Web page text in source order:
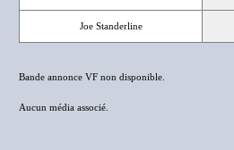
Joe Standerline
Bande annonce VF non disponible.
Aucun média associé.